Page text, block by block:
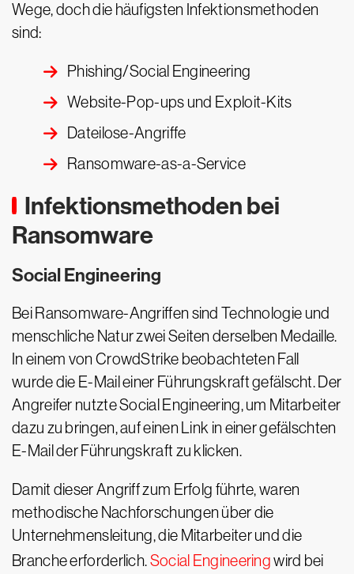
Wege, doch die häufigsten Infektionsmethoden
sind:
Phishing/Social Engineering
Website-Pop-ups und Exploit-Kits
Dateilose-Angriffe
Ransomware-as-a-Service
Infektionsmethoden bei
Ransomware
Social Engineering
Bei Ransomware-Angriffen sind Technologie und
menschliche Natur zwei Seiten derselben Medaille.
In einem von CrowdStrike beobachteten Fall
wurde die E-Mail einer Führungskraft gefälscht. Der
Angreifer nutzte Social Engineering, um Mitarbeiter
dazu zu bringen, auf einen Link in einer gefälschten
E-Mail der Führungskraft zu klicken.
Damit dieser Angriff zum Erfolg führte, waren
methodische Nachforschungen über die
Unternehmensleitung, die Mitarbeiter und die
Branche erforderlich.Social Engineeringwird bei